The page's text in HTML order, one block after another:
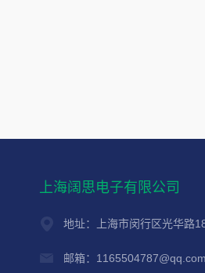
上海阔思电子有限公司
地址：上海市闵行区光华路
邮箱：1165504787@qq.com